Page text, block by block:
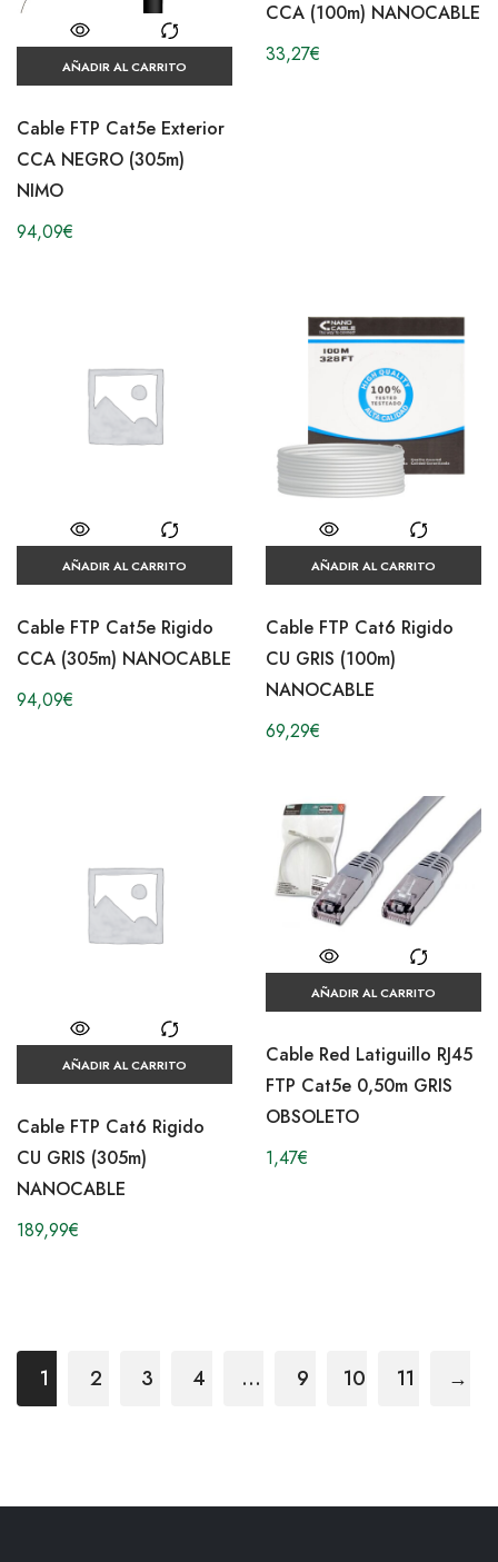
AÑADIR AL CARRITO
Cable FTP Cat5e Exterior
CCA NEGRO (305m)
NIMO
94,09€
CCA (100m) NANOCABLE
33,27€
AÑADIR AL CARRITO
Cable FTP Cat5e Rigido
CCA (305m) NANOCABLE
94,09€
AÑADIR AL CARRITO
Cable FTP Cat6 Rigido
CU GRIS (100m)
NANOCABLE
69,29€
AÑADIR AL CARRITO
Cable FTP Cat6 Rigido
CU GRIS (305m)
NANOCABLE
189,99€
AÑADIR AL CARRITO
Cable Red Latiguillo RJ45
FTP Cat5e 0,50m GRIS
OBSOLETO
1,47€
1 2 3 4 … 9 10 11 →